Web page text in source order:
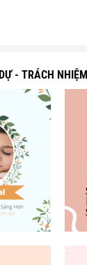
- TRÁCH